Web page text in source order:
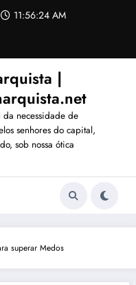
11:56:27 AM
|
necessidade de
senhores do capital,
sob nossa ótica
superar Medos